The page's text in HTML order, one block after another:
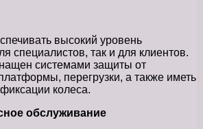
высокий уровень
специалистов, так и для клиентов.
системами защиты от
перегрузки, а также иметь
колеса.
обслуживание